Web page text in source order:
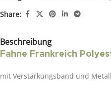
Share:
Beschreibung
Fahne Frankreich
mit Verstärkungsband und